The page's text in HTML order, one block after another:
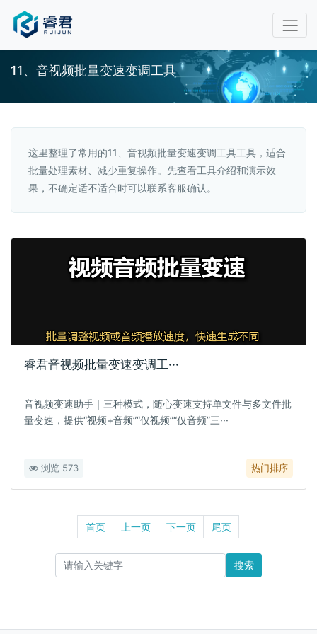
11、音视频批量变速变调工具
这里整理了常用的11、音视频批量变速变调工具工具，适合
批量处理素材、减少重复操作。先查看工具介绍和演示效
果，不确定适不适合时可以联系客服确认。
睿君音视频批量变速变调工···
音视频变速助手｜三种模式，随心变速支持单文件与多文件批
量变速，提供“视频+音频”“仅视频”“仅音频”三···
浏览 573 热门排序
首页 上一页 下一页 尾页
搜索